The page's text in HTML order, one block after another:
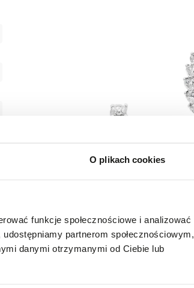
O plikach cookies
funkcje społecznościowe i analizować
partnerom społecznościowym,
danymi otrzymanymi od Ciebie lub